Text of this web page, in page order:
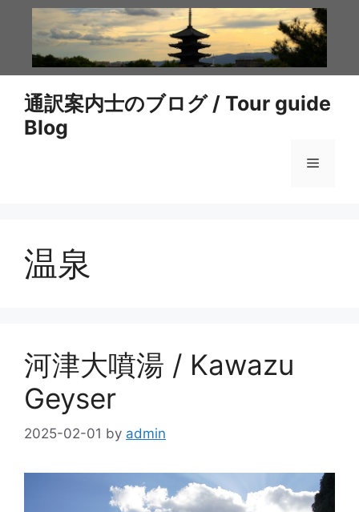
通訳案内士のブログ / Tour guide
Blog
メ
温泉
河津大噴湯 / Kawazu
Geyser
2025-02-01 by admin